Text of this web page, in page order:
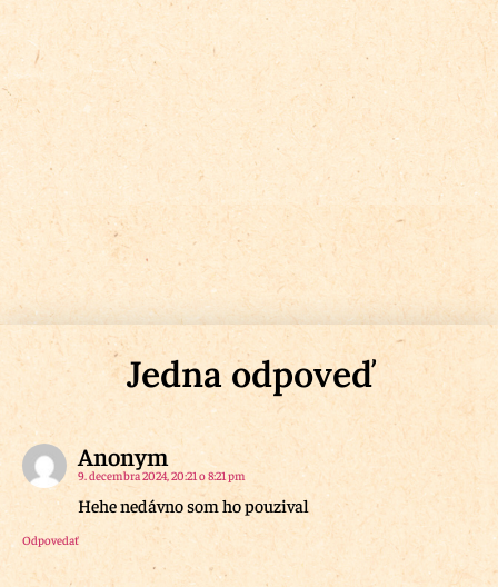
Jedna odpoveď
Anonym
9. decembra 2024, 20:21 o 8:21 pm
Hehe nedávno som ho pouzival
Odpovedať